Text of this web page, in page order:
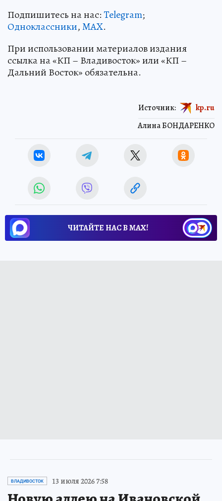
Подпишитесь на нас:Telegram;
Одноклассники,MAX.
При использовании материалов издания
ссылка на «КП – Владивосток» или «КП –
Дальний Восток» обязательна.
Алина БОНДАРЕНКО
Источник: kp.ru
ЧИТАЙТЕ НАС В МАХ!
ВЛАДИВОСТОК 13 июля 2026 7:58